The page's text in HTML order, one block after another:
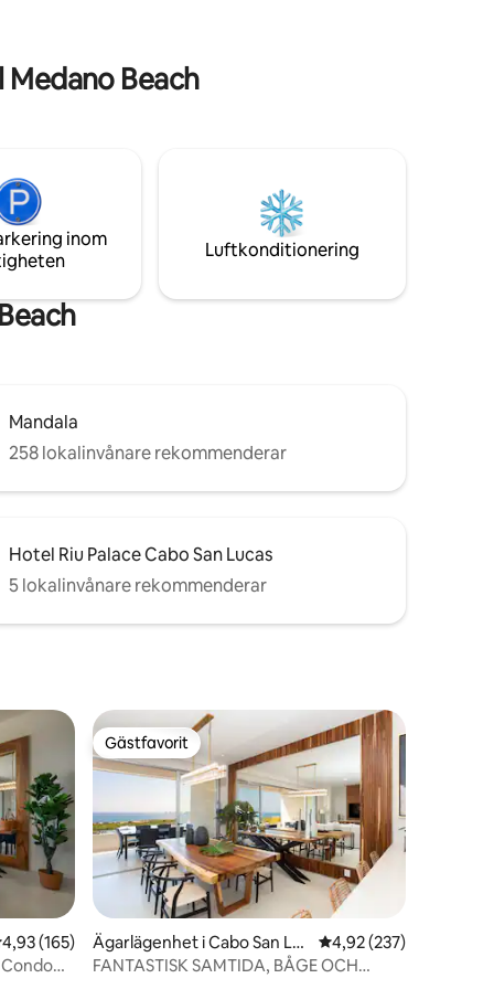
Beach
inom
Luftkonditionering
Mandala
258 lokalinvånare rekommenderar
Hotel Riu Palace Cabo San Lucas
5 lokalinvånare rekommenderar
av 5 i genomsnittligt betyg, 165 omdömen
4,93 (165)
Gästfavorit
Gästfavorit
Ägarlägenhet i Cabo San Lu
cas
4,92 av 5 i
4,92 (237)
FANTASTISK SAMTIDA, BÅGE OCH